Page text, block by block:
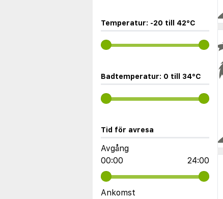
Temperatur: -20 till 42°C
Badtemperatur: 0 till 34°C
Tid för avresa
Avgång
00:00
24:00
Ankomst